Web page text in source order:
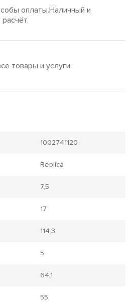
оплаты.Наличный и
товары и услуги
1002741120
Replica
7,5
17
114,3
5
64,1
55